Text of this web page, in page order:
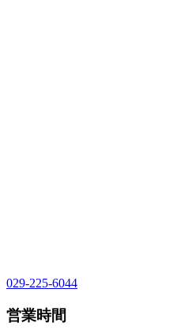
029-225-6044
営業時間